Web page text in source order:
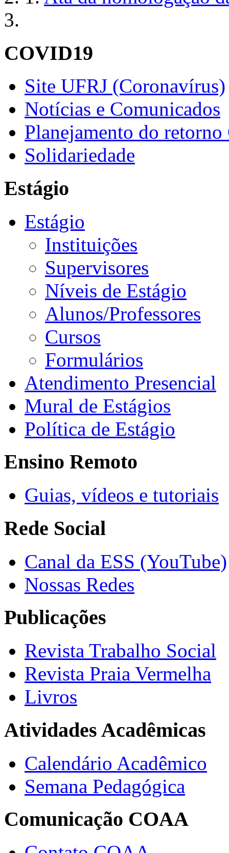
COVID19
Site UFRJ (Coronavírus)
Notícias e Comunicados
Planejamento do retorno
Solidariedade
Estágio
Estágio
Instituições
Supervisores
Níveis de Estágio
Alunos/Professores
Cursos
Formulários
Atendimento Presencial
Mural de Estágios
Política de Estágio
Ensino Remoto
Guias, vídeos e tutoriais
Rede Social
Canal da ESS (YouTube)
Nossas Redes
Publicações
Revista Trabalho Social
Revista Praia Vermelha
Livros
Atividades Acadêmicas
Calendário Acadêmico
Semana Pedagógica
Comunicação COAA